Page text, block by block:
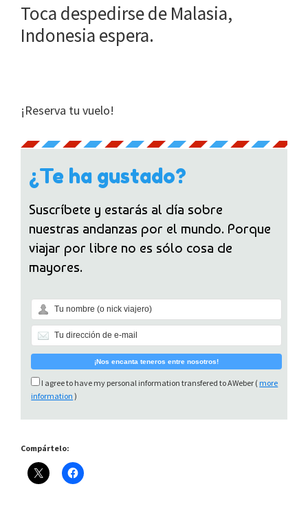
Toca despedirse de Malasia,
Indonesia espera.
¡Reserva tu vuelo!
¿Te ha gustado?
Suscríbete y estarás al día sobre
nuestras andanzas por el mundo. Porque
viajar por libre no es sólo cosa de
mayores.
I agree to have my personal information transfered to AWeber ( more
information )
Compártelo: